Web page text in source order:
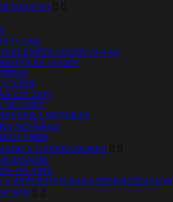
 
O 220V
12/220V O GAS
12/220V
CAJON
12V 220V
NEVERA
PARA NEVERAS
NEVERAS
Y GENERADORES  
DE AIRE
Y REPUESTOS PARA REFRIGERACION
 